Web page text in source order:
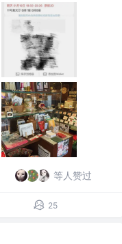
等人赞过
25